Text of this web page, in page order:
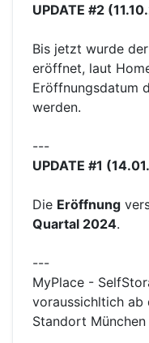
UPDATE #2
Bis jetzt wurde
eröffnet, laut
Eröffnungsdatum
werden.
---
UPDATE #1
Die Eröffnung
Quartal 2024.
---
MyPlace -
voraussichltich ab
Standort